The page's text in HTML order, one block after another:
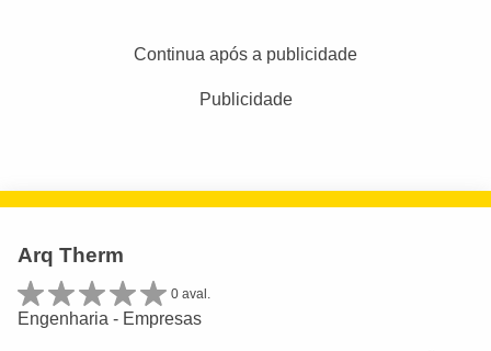
Continua após a publicidade
Publicidade
Arq Therm
0 aval.
Engenharia - Empresas